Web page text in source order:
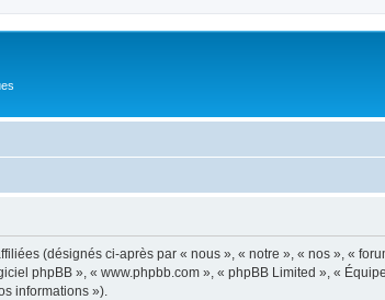
(désignés ci-après par « nous », « notre », « nos », «
phpBB », « www.phpbb.com », « phpBB Limited », «
informations »).